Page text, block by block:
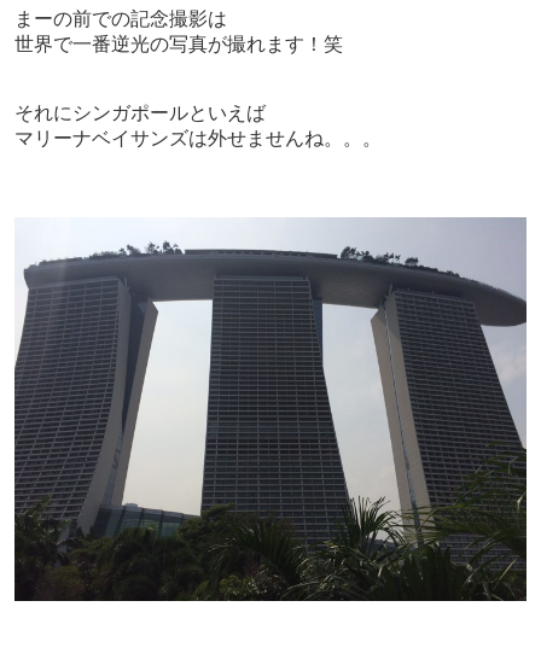
まーの前での記念撮影は
世界で一番逆光の写真が撮れます！笑
それにシンガポールといえば
マリーナベイサンズは外せませんね。。。